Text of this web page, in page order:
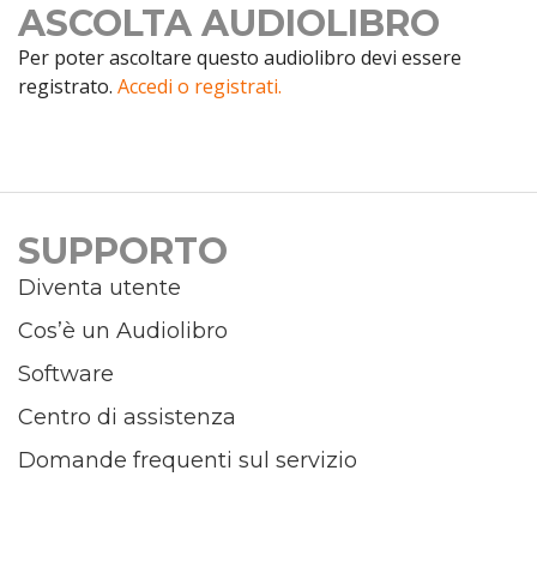
ASCOLTA AUDIOLIBRO
Per poter ascoltare questo audiolibro devi essere
registrato. Accedi o registrati.
SUPPORTO
Diventa utente
Cos’è un Audiolibro
Software
Centro di assistenza
Domande frequenti sul servizio